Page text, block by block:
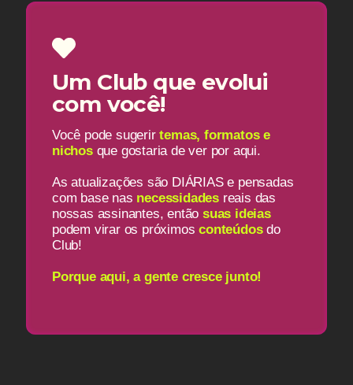
Um Club que evolui
com você!
Você pode sugerir temas, formatos e
nichosque gostaria de ver por aqui.
As atualizações são DIÁRIAS e pensadas
com base nas necessidades reais das
nossas assinantes, entãosuas ideias
podem virar os próximosconteúdosdo
Club!
Porque aqui, a gente cresce junto!